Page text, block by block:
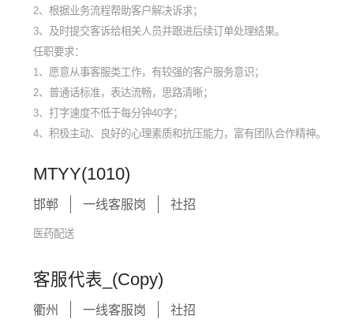
2、根据业务流程帮助客户解决诉求；
3、及时提交客诉给相关人员并跟进后续订单处理结果。
任职要求：
1、愿意从事客服类工作，有较强的客户服务意识；
2、普通话标准，表达流畅，思路清晰；
3、打字速度不低于每分钟40字；
4、积极主动、良好的心理素质和抗压能力，富有团队合作精神。
MTYY(1010)
邯郸 一线客服岗 社招
医药配送
客服代表_(Copy)
衢州 一线客服岗 社招